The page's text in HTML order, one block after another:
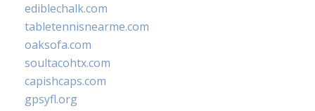
ediblechalk.com
tabletennisnearme.com
oaksofa.com
soultacohtx.com
capishcaps.com
gpsyfl.org